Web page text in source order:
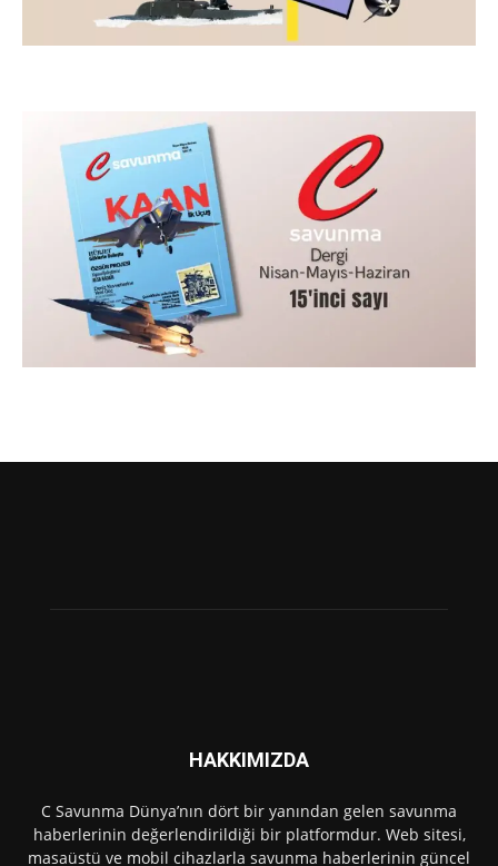
HAKKIMIZDA
C Savunma Dünya’nın dört bir yanından gelen savunma
haberlerinin değerlendirildiği bir platformdur. Web sitesi,
masaüstü ve mobil cihazlarla savunma haberlerinin güncel